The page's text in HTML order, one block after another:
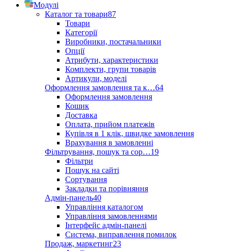
Модулі
Каталог та товари87
Товари
Категорії
Виробники, постачальники
Опції
Атрибути, характеристики
Комплекти, групи товарів
Артикули, моделі
Оформлення замовлення та к…64
Оформлення замовлення
Кошик
Доставка
Оплата, прийом платежів
Купівля в 1 клік, швидке замовлення
Врахування в замовленні
Фільтрування, пошук та сор…19
Фільтри
Пошук на сайті
Сортування
Закладки та порівняння
Адмін-панель40
Управління каталогом
Управління замовленнями
Інтерфейс адмін-панелі
Система, виправлення помилок
Продаж, маркетинг23